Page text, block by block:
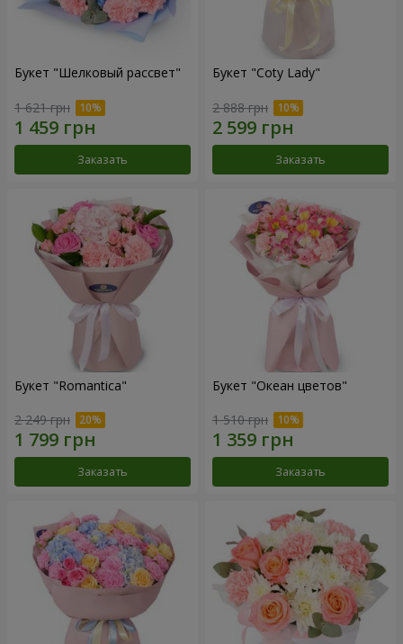
Букет "Шелковый рассвет"
1 621 грн
Заказать
Букет "Coty Lady"
2 888 грн
Заказать
Букет "Romantica"
2 249 грн
Заказать
Букет "Океан цветов"
1 510 грн
Заказать